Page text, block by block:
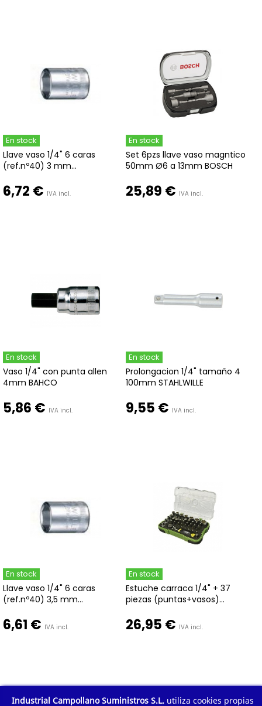
En stock
Llave vaso 1/4" 6 caras
(ref.nº40) 3 mm...
6,72 € IVA incl.
En stock
Set 6pzs llave vaso magntico
50mm Ø6 a 13mm BOSCH
25,89 € IVA incl.
En stock
Vaso 1/4" con punta allen
4mm BAHCO
5,86 € IVA incl.
En stock
Prolongacion 1/4" tamaño 4
100mm STAHLWILLE
9,55 € IVA incl.
En stock
Llave vaso 1/4" 6 caras
(ref.nº40) 3,5 mm...
6,61 € IVA incl.
En stock
Estuche carraca 1/4" + 37
piezas (puntas+vasos)...
26,95 € IVA incl.
Industrial Campollano Suministros S.L. utiliza cookies propias